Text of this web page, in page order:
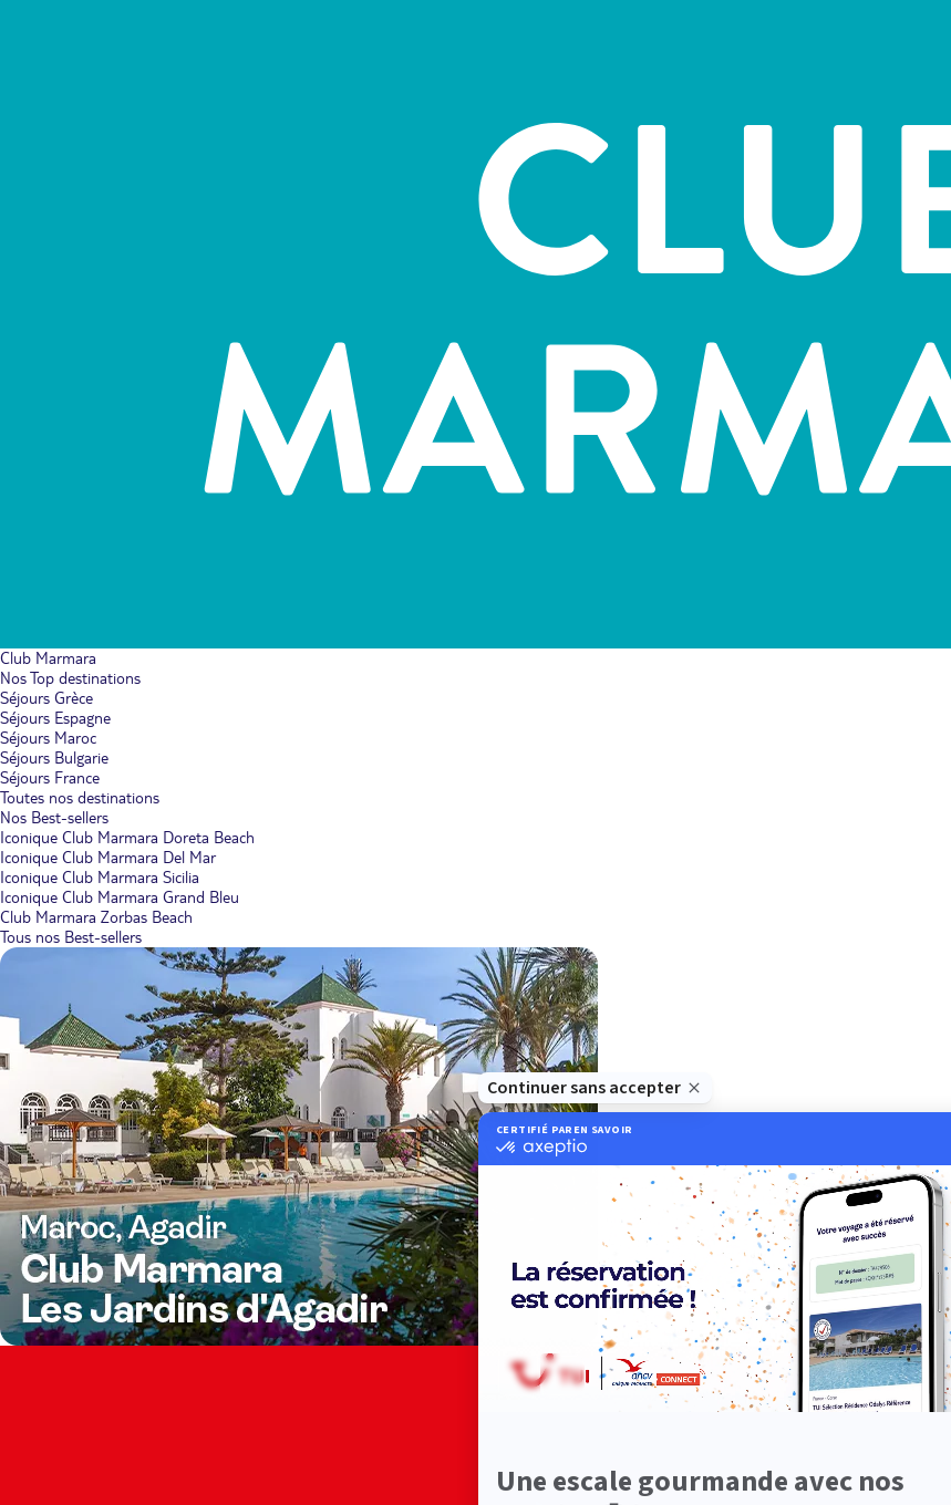
Club Marmara
Nos Top destinations
Séjours Grèce
Séjours Espagne
Séjours Maroc
Séjours Bulgarie
Séjours France
Toutes nos destinations
Nos Best-sellers
Iconique Club Marmara Doreta Beach
Iconique Club Marmara Del Mar
Iconique Club Marmara Sicilia
Iconique Club Marmara Grand Bleu
Club Marmara Zorbas Beach
Tous nos Best-sellers